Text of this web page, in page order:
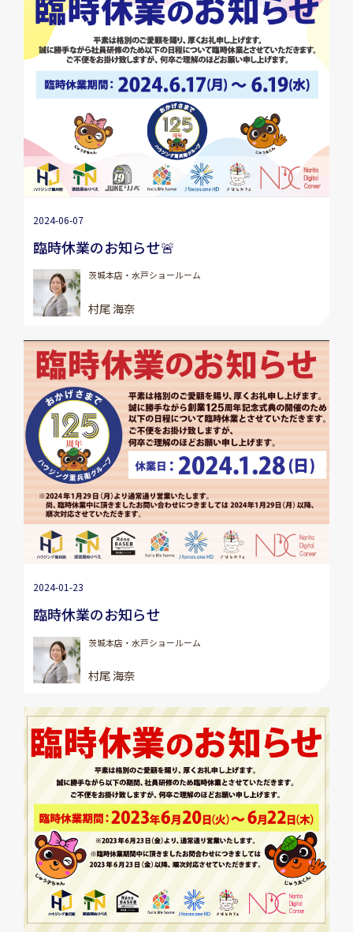
2024-06-07
臨時休業のお知らせ🚨
茨城本店・水戸ショールーム
村尾 海奈
2024-01-23
臨時休業のお知らせ
茨城本店・水戸ショールーム
村尾 海奈